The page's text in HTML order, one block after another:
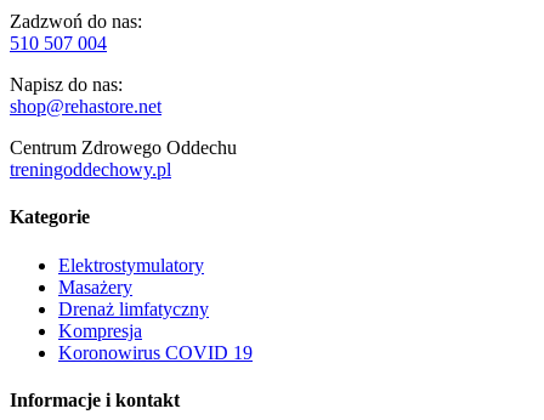
Zadzwoń do nas:
510 507 004
Napisz do nas:
shop@rehastore.net
Centrum Zdrowego Oddechu
treningoddechowy.pl
Kategorie
Elektrostymulatory
Masażery
Drenaż limfatyczny
Kompresja
Koronowirus COVID 19
Informacje i kontakt